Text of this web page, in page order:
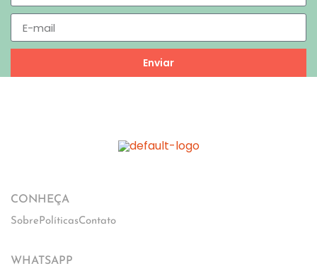
Enviar
CONHEÇA
SobrePolíticasContato
WHATSAPP